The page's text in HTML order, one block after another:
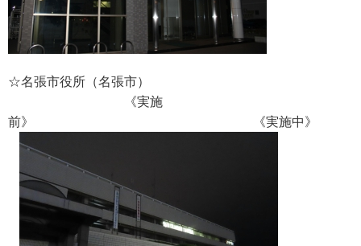
☆名張市役所（名張市）
《実施
前》 《実施中》